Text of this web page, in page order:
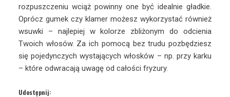
rozpuszczeniu wciąż powinny one być idealnie gładkie.
Oprócz gumek czy klamer możesz wykorzystać również
wsuwki – najlepiej w kolorze zbliżonym do odcienia
Twoich włosów. Za ich pomocą bez trudu pozbędziesz
się pojedynczych wystających włosków – np. przy karku
– które odwracają uwagę od całości fryzury.
Udostępnij: